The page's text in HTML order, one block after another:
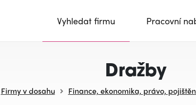
Vyhledat firmu Pracovní
Dražby
Firmy v dosahu Finance, ekonomika, právo,